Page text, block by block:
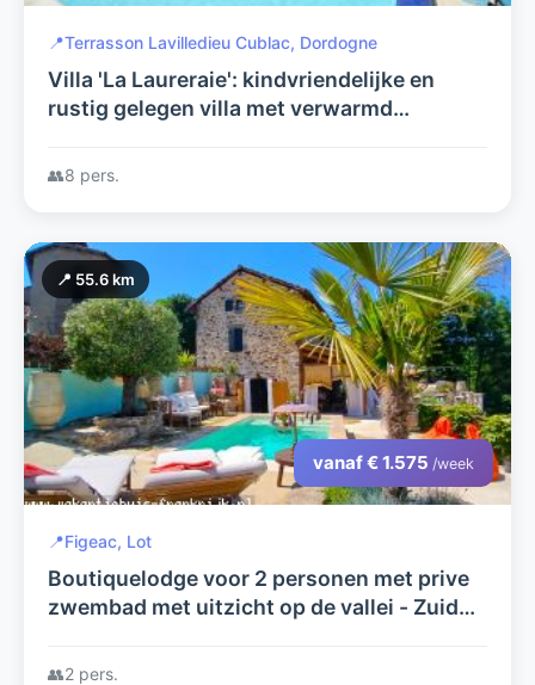
📍Terrasson Lavilledieu Cublac, Dordogne
Villa 'La Laureraie': kindvriendelijke en
rustig gelegen villa met verwarmd
👥8 pers.
📍 55.6 km
vanaf € 1.575 /week
📍Figeac, Lot
Boutiquelodge voor 2 personen met prive
zwembad met uitzicht op de vallei - Zuid
👥2 pers.